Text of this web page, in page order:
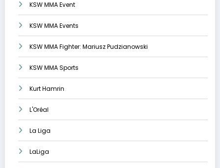
KSW MMA Event
KSW MMA Events
KSW MMA Fighter: Mariusz Pudzianowski
KSW MMA Sports
Kurt Hamrin
L'Oréal
La Liga
LaLiga